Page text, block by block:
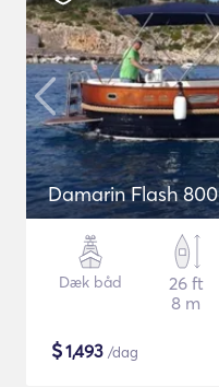
Damarin Flash 800
Dæk båd
26 ft
8 m
$1,493 /dag